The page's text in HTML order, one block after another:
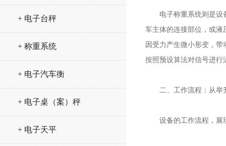
+ 电子台秤
+ 称重系统
+ 电子汽车衡
+ 电子桌（案）秤
+ 电子天平
电子称重系统则是设备
车主体的连接部位，或液
因受力产生微小形变，
按照预设算法对信号进行
二、工作流程：从举
设备的工作流程，展现